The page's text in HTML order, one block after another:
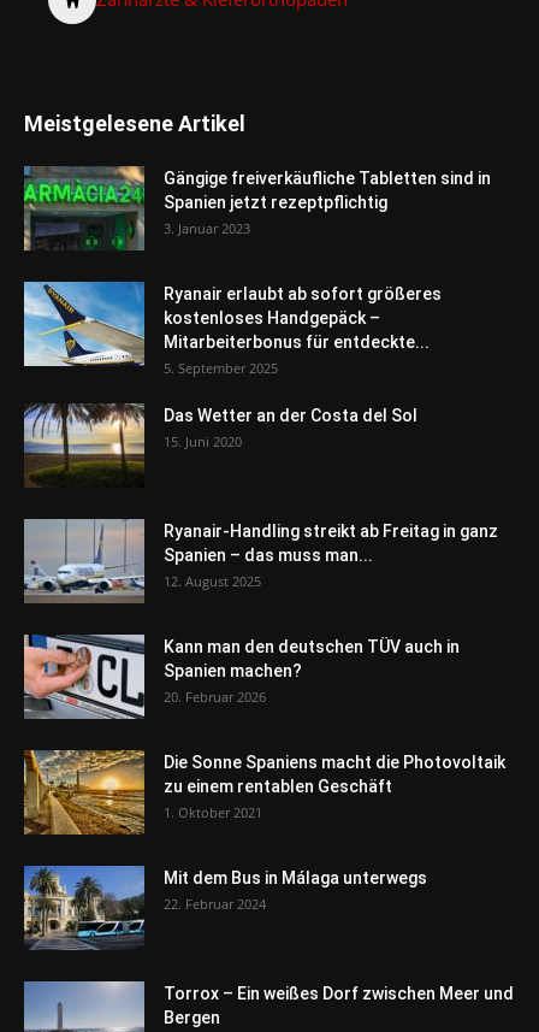
Meistgelesene Artikel
Gängige freiverkäufliche Tabletten sind in
Spanien jetzt rezeptpflichtig
3. Januar 2023
Ryanair erlaubt ab sofort größeres
kostenloses Handgepäck –
Mitarbeiterbonus für entdeckte...
5. September 2025
Das Wetter an der Costa del Sol
15. Juni 2020
Ryanair-Handling streikt ab Freitag in ganz
Spanien – das muss man...
12. August 2025
Kann man den deutschen TÜV auch in
Spanien machen?
20. Februar 2026
Die Sonne Spaniens macht die Photovoltaik
zu einem rentablen Geschäft
1. Oktober 2021
Mit dem Bus in Málaga unterwegs
22. Februar 2024
Torrox – Ein weißes Dorf zwischen Meer und
Bergen